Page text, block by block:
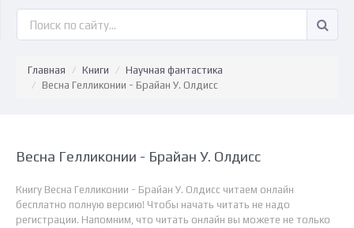
Главная Книги
Научная фантастика
Весна Гелликонии - Брайан У. Олдисс
Весна Гелликонии - Брайан У. Олдисс
Книгу Весна Гелликонии - Брайан У. Олдисс читаем онлайн
бесплатно полную версию! Чтобы начать читать не надо
регистрации. Напомним, что читать онлайн вы можете не только